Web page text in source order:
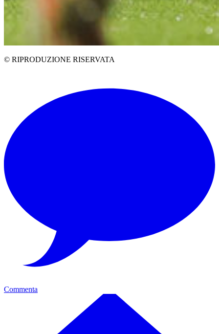
© RIPRODUZIONE RISERVATA
Commenta